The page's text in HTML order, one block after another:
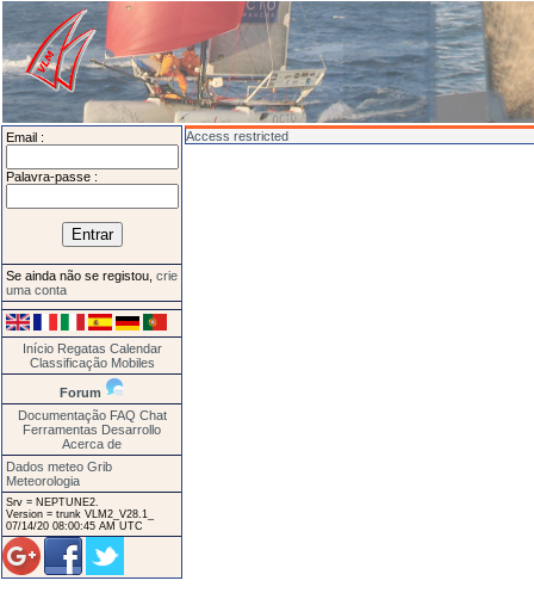
Email :
Palavra-passe :
Se ainda não se registou, crie
uma conta
Início Regatas Calendar
Classificação Mobiles
Forum
Documentação FAQ Chat
Ferramentas Desarrollo
Acerca de
Dados meteo Grib
Meteorologia
Srv = NEPTUNE2.
Version = trunk VLM2_V28.1_
07/14/20 08:00:45 AM UTC
Access restricted